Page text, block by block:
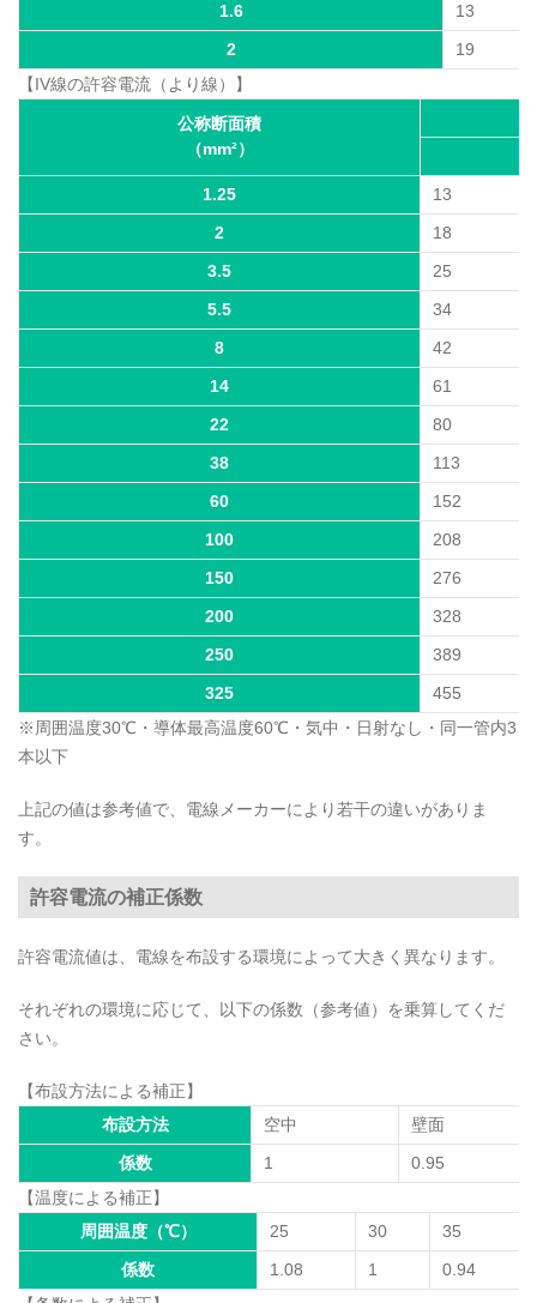
1.6
13
2
19
【IV線の許容電流（より線）】
公称断面積
（mm²）
1.25
13
2
18
3.5
25
5.5
34
8
42
14
61
22
80
38
113
60
152
100
208
150
276
200
328
250
389
325
455
※周囲温度30℃・導体最高温度60℃・気中・日射なし・同一管内3
本以下
上記の値は参考値で、電線メーカーにより若干の違いがありま
す。
許容電流の補正係数
許容電流値は、電線を布設する環境によって大きく異なります。
それぞれの環境に応じて、以下の係数（参考値）を乗算してくだ
さい。
【布設方法による補正】
布設方法
空中
壁面
係数
1
0.95
【温度による補正】
周囲温度（℃）
25 30
35
係数
1.08 1
0.94